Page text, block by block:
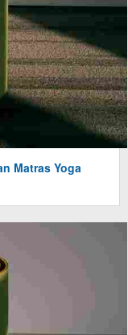
Matras Yoga